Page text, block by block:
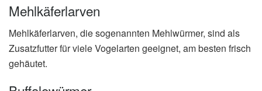
Mehlkäferlarven
Mehlkäferlarven, die sogenannten Mehlwürmer, sind als
Zusatzfutter für viele Vogelarten geeignet, am besten frisch
gehäutet.